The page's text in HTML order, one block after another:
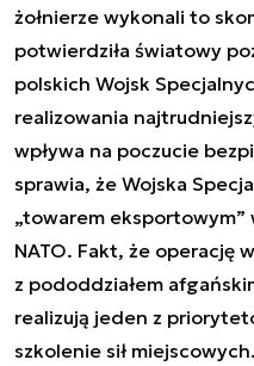
żołnierze wykonali to
potwierdziła światowy
polskich Wojsk
realizowania
wpływa na poczucie
sprawia, że Wojska
„towarem eksportowym”
NATO. Fakt, że operację
z pododdziałem
realizują jeden z
szkolenie sił